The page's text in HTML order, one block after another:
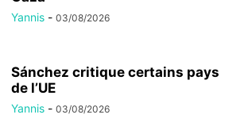
Yannis - 03/08/2026
Sánchez critique certains pays
de l’UE
Yannis - 03/08/2026